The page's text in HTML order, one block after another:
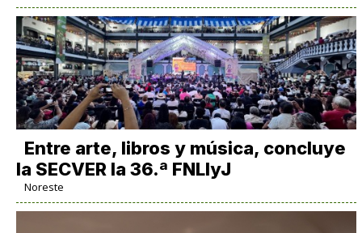
Entre arte, libros y música, concluye
la SECVER la 36.ª FNLIyJ
Noreste